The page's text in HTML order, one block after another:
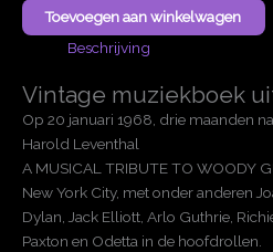
A
Tribute
Woody
Guthrie
aantal
Toevoegen aan winkelwagen
Beschrijving
Vintage muziekboek
Op 20 januari 1968, drie maanden
Harold Leventhal
A MUSICAL TRIBUTE TO WOODY
New York City, met onder anderen
Dylan, Jack Elliott, Arlo Guthrie,
Paxton en Odetta in de hoofdrollen.